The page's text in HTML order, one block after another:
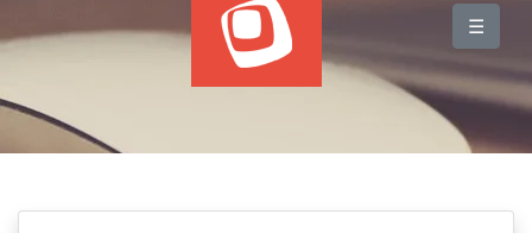
☰
BLOG
WYDARZENIA
HOSTING